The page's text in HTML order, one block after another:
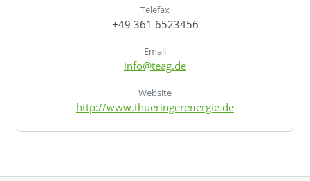
Telefax
+49 361 6523456
Email
info@teag.de
Website
http://www.thueringerenergie.de